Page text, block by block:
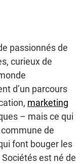
passionnés de
curieux de
d’un parcours
marketing
– mais ce qui
de
font bouger les
est né de